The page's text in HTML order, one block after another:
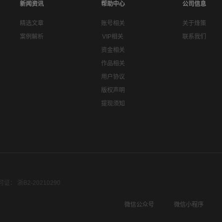
新闻资讯
精选文章
案例解析
帮助中心
账号相关
VIP相关
资金相关
作品相关
用户协议
版权声明
提现须知
公司信息
关于烽策
联系我们
证： 浙B2-20210290
微信公众号
微信小程序